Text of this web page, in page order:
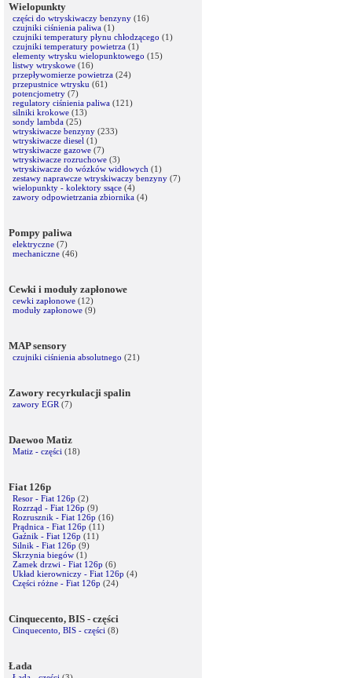
Wielopunkty
części do wtryskiwaczy benzyny (16)
czujniki ciśnienia paliwa (1)
czujniki temperatury płynu chłodzącego (1)
czujniki temperatury powietrza (1)
elementy wtrysku wielopunktowego (15)
listwy wtryskowe (16)
przepływomierze powietrza (24)
przepustnice wtrysku (61)
potencjometry (7)
regulatory ciśnienia paliwa (121)
silniki krokowe (13)
sondy lambda (25)
wtryskiwacze benzyny (233)
wtryskiwacze diesel (1)
wtryskiwacze gazowe (7)
wtryskiwacze rozruchowe (3)
wtryskiwacze do wózków widłowych (1)
zestawy naprawcze wtryskiwaczy benzyny (7)
wielopunkty - kolektory ssące (4)
zawory odpowietrzania zbiornika (4)
Pompy paliwa
elektryczne (7)
mechaniczne (46)
Cewki i moduły zapłonowe
cewki zapłonowe (12)
moduły zapłonowe (9)
MAP sensory
czujniki ciśnienia absolutnego (21)
Zawory recyrkulacji spalin
zawory EGR (7)
Daewoo Matiz
Matiz - części (18)
Fiat 126p
Resor - Fiat 126p (2)
Rozrząd - Fiat 126p (9)
Rozrusznik - Fiat 126p (16)
Prądnica - Fiat 126p (11)
Gaźnik - Fiat 126p (11)
Silnik - Fiat 126p (9)
Skrzynia biegów (1)
Zamek drzwi - Fiat 126p (6)
Układ kierowniczy - Fiat 126p (4)
Części różne - Fiat 126p (24)
Cinquecento, BIS - części
Cinquecento, BIS - części (8)
Łada